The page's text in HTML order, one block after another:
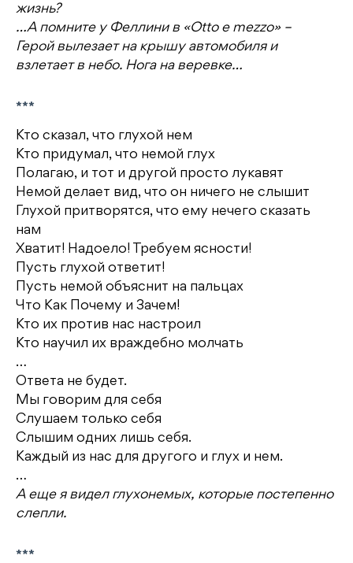
жизнь?
…А помните у Феллини в «Otto e mezzo» –
Герой вылезает на крышу автомобиля и
взлетает в небо. Нога на веревке…
***
Кто сказал, что глухой нем
Кто придумал, что немой глух
Полагаю, и тот и другой просто лукавят
Немой делает вид, что он ничего не слышит
Глухой притворятся, что ему нечего сказать
нам
Хватит! Надоело! Требуем ясности!
Пусть глухой ответит!
Пусть немой объяснит на пальцах
Что Как Почему и Зачем!
Кто их против нас настроил
Кто научил их враждебно молчать
…
Ответа не будет.
Мы говорим для себя
Слушаем только себя
Слышим одних лишь себя.
Каждый из нас для другого и глух и нем.
…
А еще я видел глухонемых, которые постепенно
слепли.
***